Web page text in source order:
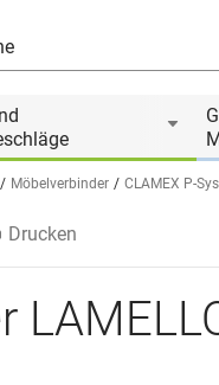
Möbelverbinder CLAMEX P-
Drucken